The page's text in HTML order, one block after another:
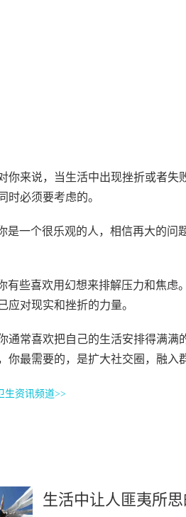
你来说，当生活中出现挫折或者失
时必须要考虑的。
是一个很乐观的人，相信再大的
有些喜欢用幻想来排解压力和焦虑
应对现实和挫折的力量。
通常喜欢把自己的生活安排得满
你最需要的，是扩大社交圈，融入
生资讯频道>>
生活中让人匪夷所